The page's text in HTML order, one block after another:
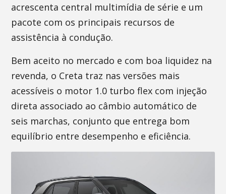
acrescenta central multimídia de série e um
pacote com os principais recursos de
assistência à condução.
Bem aceito no mercado e com boa liquidez na
revenda, o Creta traz nas versões mais
acessíveis o motor 1.0 turbo flex com injeção
direta associado ao câmbio automático de
seis marchas, conjunto que entrega bom
equilíbrio entre desempenho e eficiência.